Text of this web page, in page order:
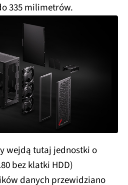
335 milimetrów.
wejdą tutaj jednostki o
bez klatki HDD)
danych przewidziano